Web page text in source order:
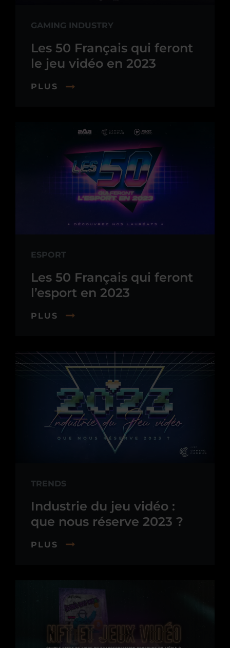
GAMING INDUSTRY
Les 50 Français qui feront
le jeu vidéo en 2023
PLUS
ESPORT
Les 50 Français qui feront
l’esport en 2023
PLUS
TRENDS
Industrie du jeu vidéo :
que nous réserve 2023 ?
PLUS